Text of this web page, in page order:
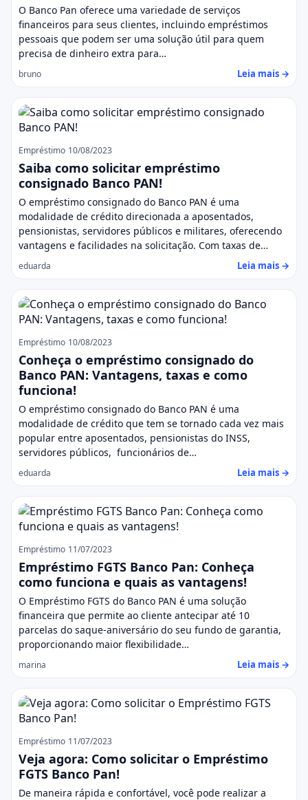
O Banco Pan oferece uma variedade de serviços
financeiros para seus clientes, incluindo empréstimos
pessoais que podem ser uma solução útil para quem
precisa de dinheiro extra para…
bruno Leia mais →
Empréstimo 10/08/2023
Saiba como solicitar empréstimo
consignado Banco PAN!
O empréstimo consignado do Banco PAN é uma
modalidade de crédito direcionada a aposentados,
pensionistas, servidores públicos e militares, oferecendo
vantagens e facilidades na solicitação. Com taxas de…
eduarda Leia mais →
Empréstimo 10/08/2023
Conheça o empréstimo consignado do
Banco PAN: Vantagens, taxas e como
funciona!
O empréstimo consignado do Banco PAN é uma
modalidade de crédito que tem se tornado cada vez mais
popular entre aposentados, pensionistas do INSS,
servidores públicos, funcionários de…
eduarda Leia mais →
Empréstimo 11/07/2023
Empréstimo FGTS Banco Pan: Conheça
como funciona e quais as vantagens!
O Empréstimo FGTS do Banco PAN é uma solução
financeira que permite ao cliente antecipar até 10
parcelas do saque-aniversário do seu fundo de garantia,
proporcionando maior flexibilidade…
marina Leia mais →
Empréstimo 11/07/2023
Veja agora: Como solicitar o Empréstimo
FGTS Banco Pan!
De maneira rápida e confortável, você pode realizar a